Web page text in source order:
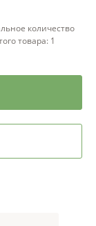
количество
товара: 1